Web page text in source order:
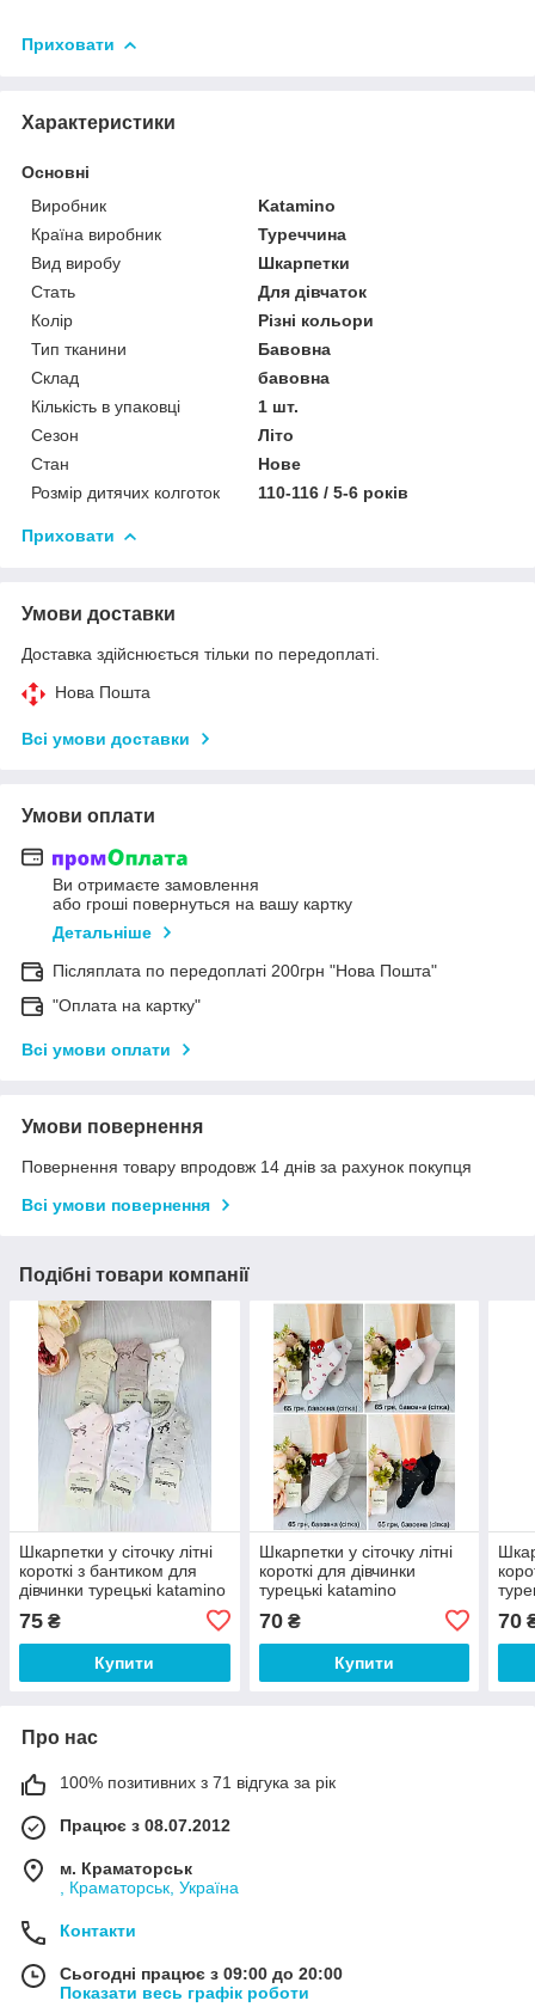
Приховати
Характеристики
Основні
Виробник
Katamino
Країна виробник
Туреччина
Вид виробу
Шкарпетки
Стать
Для дівчаток
Колір
Різні кольори
Тип тканини
Бавовна
Склад
бавовна
Кількість в упаковці
1 шт.
Сезон
Літо
Стан
Нове
Розмір дитячих колготок
110-116 / 5-6 років
Приховати
Умови доставки
Доставка здійснюється тільки по передоплаті.
Нова Пошта
Всі умови доставки
Умови оплати
Ви отримаєте замовлення
або гроші повернуться на вашу картку
Детальніше
Післяплата по передоплаті 200грн "Нова Пошта"
"Оплата на картку"
Всі умови оплати
Умови повернення
Повернення товару впродовж 14 днів за рахунок покупця
Всі умови повернення
Подібні товари компанії
Шкарпетки у сіточку літні
короткі з бантиком для
дівчинки турецькі katamino
75 ₴
Купити
Шкарпетки у сіточку літні
короткі для дівчинки
турецькі katamino
70₴
Купити
70
Про нас
100% позитивних з 71 відгука за рік
Працює з 08.07.2012
м. Краматорськ
, Краматорськ, Україна
Контакти
Сьогодні працює з 09:00 до 20:00
Показати весь графік роботи